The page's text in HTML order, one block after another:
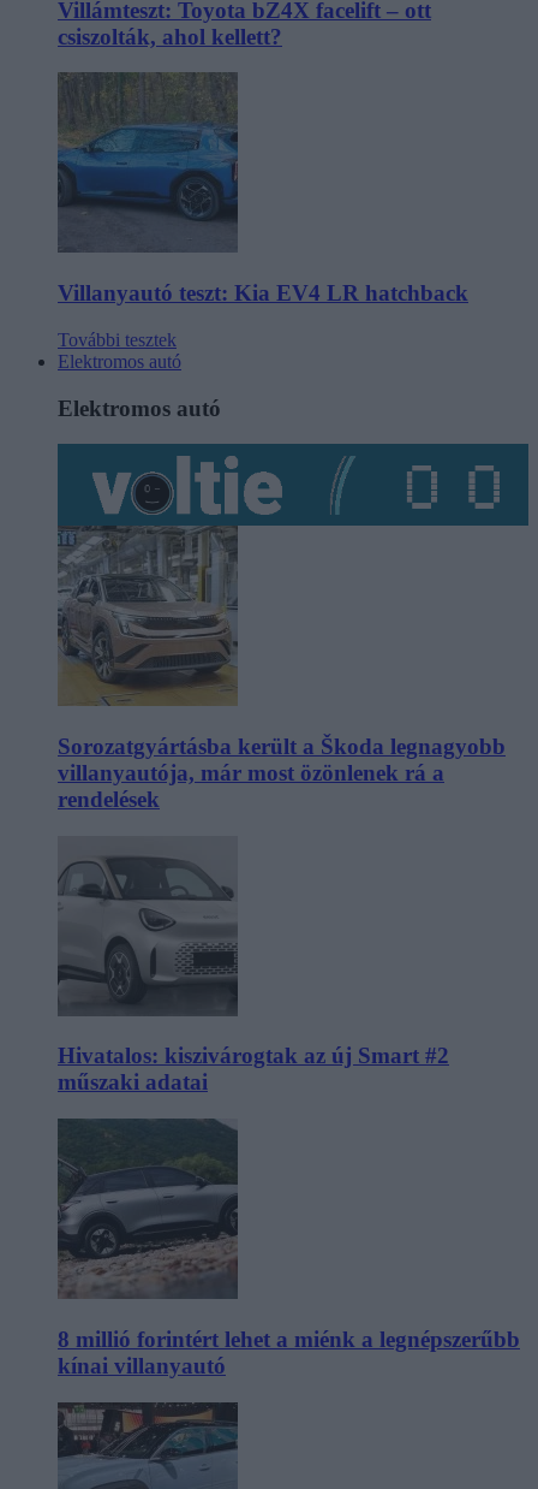
Villámteszt: Toyota bZ4X facelift – ott
csiszolták, ahol kellett?
Villanyautó teszt: Kia EV4 LR hatchback
További tesztek
Elektromos autó
Elektromos autó
Sorozatgyártásba került a Škoda legnagyobb
villanyautója, már most özönlenek rá a
rendelések
Hivatalos: kiszivárogtak az új Smart #2
műszaki adatai
8 millió forintért lehet a miénk a legnépszerűbb
kínai villanyautó